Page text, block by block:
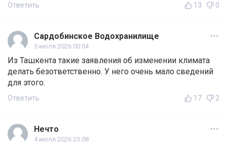
Ответить 13 0
Сардобинское Водохранилище
5 июля 2026 00:04
Из Ташкента такие заявления об изменении климата
делать безответственно. У него очень мало сведений
для этого.
Ответить 17 2
Нечто
4 июля 2026 23:08